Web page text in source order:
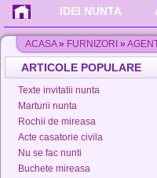
IDEI NUNTA
ACASA» FURNIZORI »
ARTICOLE POPULARE
Texte invitatii nunta
Marturii nunta
Rochii de mireasa
Acte casatorie civila
Nu se fac nunti
Buchete mireasa